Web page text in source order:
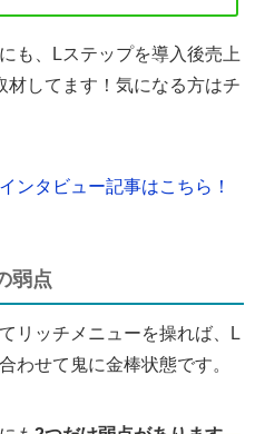
も、Lステップを導入後売上
材してます！気になる方はチ
ンタビュー記事はこちら！
弱点
リッチメニューを操れば、L
わせて鬼に金棒状態です。